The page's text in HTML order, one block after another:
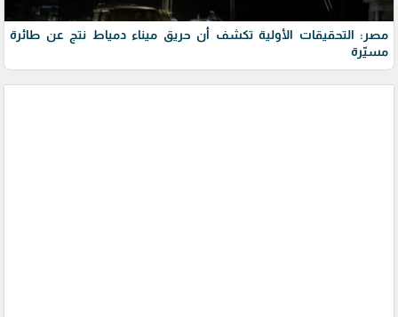
مصر: التحقيقات الأولية تكشف أن حريق ميناء دمياط نتج عن طائرة
مسيّرة